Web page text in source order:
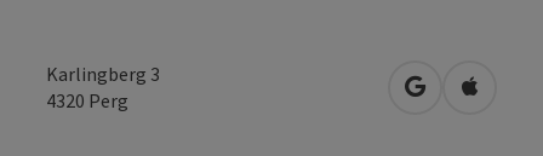
Karlingberg 3
4320 Perg Openen in